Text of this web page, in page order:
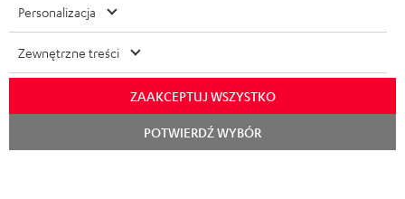
STANY ZJEDNOCZONE
INNE KRAJE
©2026 Lautsprecher Teufel GmbH - All rights reserved.
Nota prawna OWH
Personalizacja
Zewnętrzne treści
ZAAKCEPTUJ WSZYSTKO
POTWIERDŹ WYBÓR